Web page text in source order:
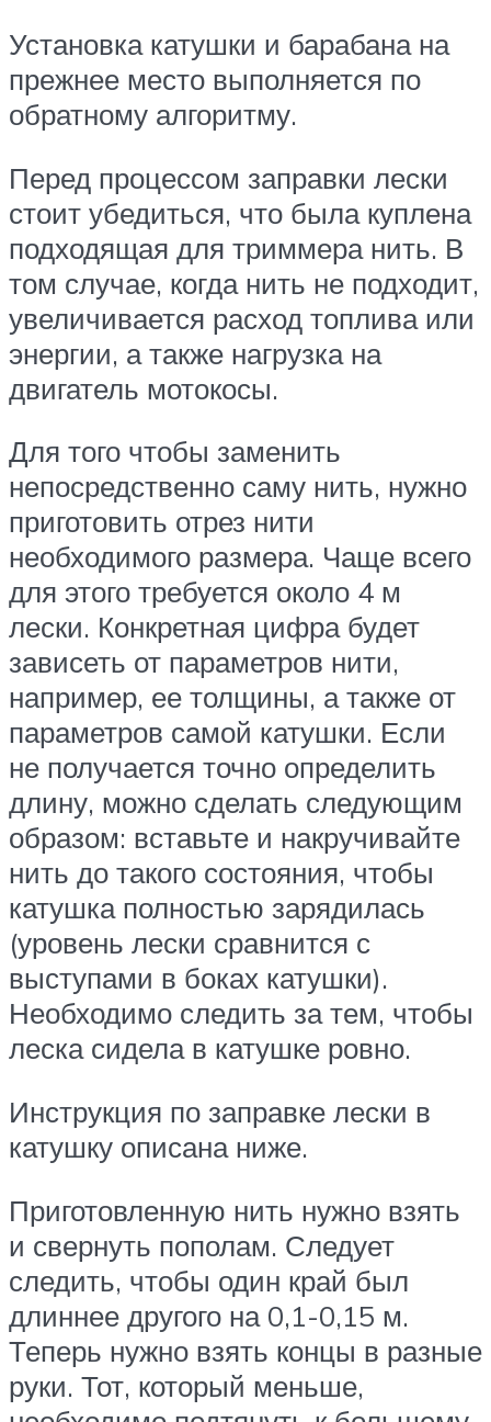
Установка катушки и барабана на
прежнее место выполняется по
обратному алгоритму.
Перед процессом заправки лески
стоит убедиться, что была куплена
подходящая для триммера нить. В
том случае, когда нить не подходит,
увеличивается расход топлива или
энергии, а также нагрузка на
двигатель мотокосы.
Для того чтобы заменить
непосредственно саму нить, нужно
приготовить отрез нити
необходимого размера. Чаще всего
для этого требуется около 4 м
лески. Конкретная цифра будет
зависеть от параметров нити,
например, ее толщины, а также от
параметров самой катушки. Если
не получается точно определить
длину, можно сделать следующим
образом: вставьте и накручивайте
нить до такого состояния, чтобы
катушка полностью зарядилась
(уровень лески сравнится с
выступами в боках катушки).
Необходимо следить за тем, чтобы
леска сидела в катушке ровно.
Инструкция по заправке лески в
катушку описана ниже.
Приготовленную нить нужно взять
и свернуть пополам. Следует
следить, чтобы один край был
длиннее другого на 0,1-0,15 м.
Теперь нужно взять концы в разные
руки. Тот, который меньше,